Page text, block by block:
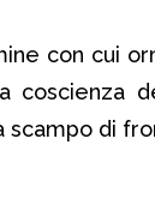
con cui
coscienza
di